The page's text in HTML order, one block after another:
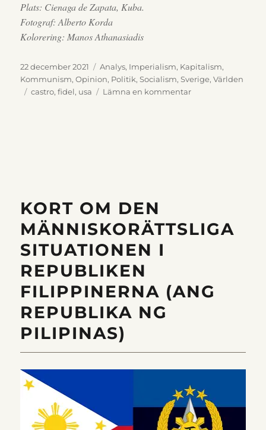
Plats: Cienaga de Zapata, Kuba.
Fotograf: Alberto Korda
Kolorering: Manos Athanasiadis
Publicerat
den
22 december 2021 Kategorier
Analys, Imperialism, Kapitalism,
Kommunism,Opinion, Politik,Socialism,Sverige,Världen
Etiketter
castro,fidel, usa Lämna en kommentartill
KORT OM DEN
MÄNNISKORÄTTSLIGA
SITUATIONEN I
REPUBLIKEN
FILIPPINERNA (ANG
REPUBLIKA NG
PILIPINAS)